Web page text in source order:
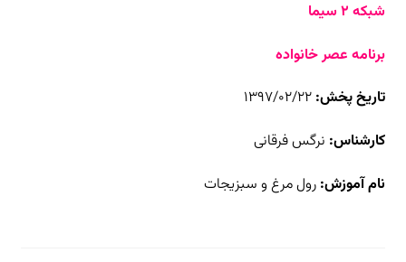
شبکه ۲ سیما
برنامه عصر خانواده
تاریخ پخش:
کارشناس: نرگس فرقانی
نام آموزش: رول مرغ و سبزیجات